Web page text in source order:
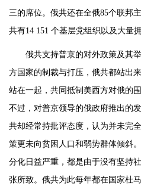
三的席位。俄共还在全俄85个联邦
共有14 151 个基层党组织以及大量
俄共支持普京的对外政策及其
方国家的制裁与打压，俄共都站出
站在一起，共同抵制美西方对俄的
不过，对普京领导的俄政府推出的
共却经常持批评态度，认为并未完
策更未向贫困人口和弱势群体倾斜
分化日益严重，都是由于没有坚持
张所致。俄共为此每年都在国家杜